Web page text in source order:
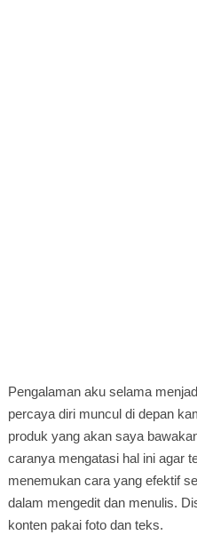
Pengalaman aku selama
percaya diri muncul di depan
produk yang akan saya
caranya mengatasi hal ini agar
menemukan cara yang efektif
dalam mengedit dan menulis.
konten pakai foto dan teks.